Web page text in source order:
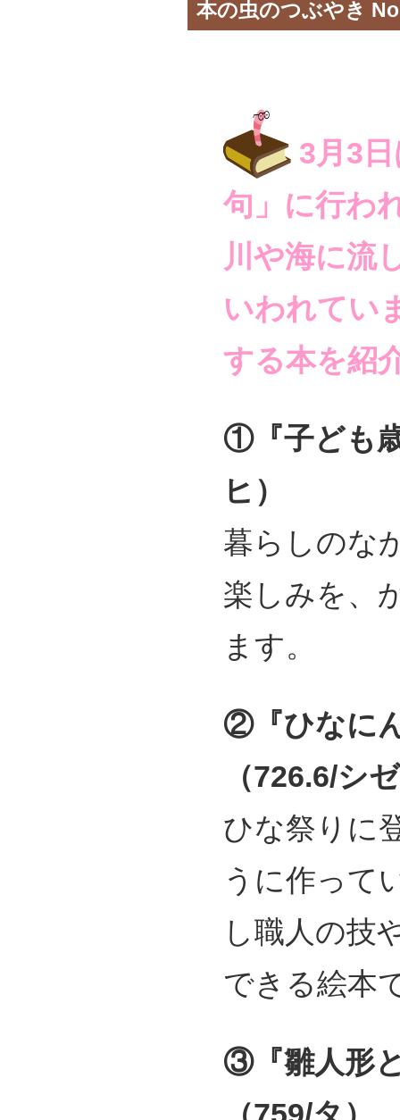
本の虫のつぶやき
3月3
句」に行わ
川や海に流
いわれてい
する本を紹
①『子ども
ヒ）
暮らしのな
楽しみを、
ます。
②『ひなに
（726.6/シ
ひな祭りに
うに作って
し職人の技
できる絵本
③『雛人形